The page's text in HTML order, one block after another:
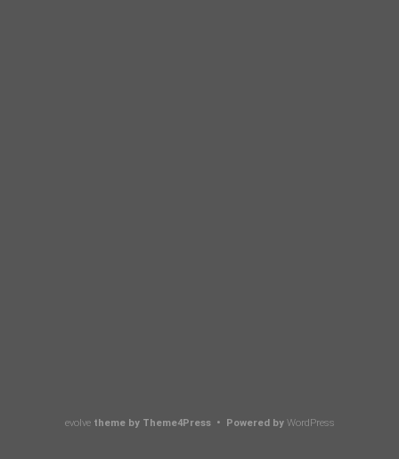
evolvetheme by Theme4Press • Powered by WordPress